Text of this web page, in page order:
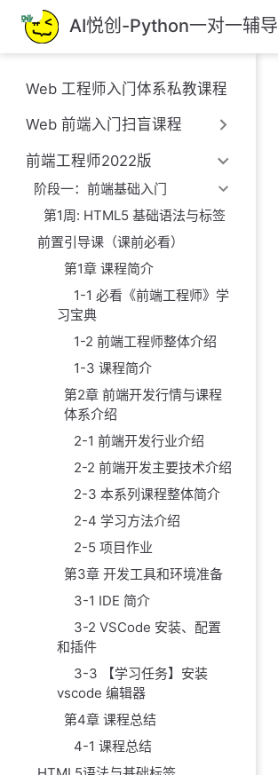
跳
至
主
內
AI悦创-Python一对一辅导
Web 工程师入门体系私教课程
Web 前端入门扫盲课程
前端工程师2022版
阶段一：前端基础入门
第1周: HTML5 基础语法与标签
前置引导课（课前必看）
第1章 课程简介
1-1 必看《前端工程师》学
习宝典
1-2 前端工程师整体介绍
1-3 课程简介
第2章 前端开发行情与课程
体系介绍
2-1 前端开发行业介绍
2-2 前端开发主要技术介绍
2-3 本系列课程整体简介
2-4 学习方法介绍
2-5 项目作业
第3章 开发工具和环境准备
3-1 IDE 简介
3-2 VSCode 安装、配置
和插件
3-3 【学习任务】安装
vscode 编辑器
第4章 课程总结
4-1 课程总结